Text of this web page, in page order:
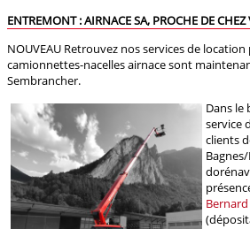
ENTREMONT : AIRNACE SA, PROCHE DE CHEZ
NOUVEAU Retrouvez nos services de
camionnettes-nacelles airnace sont
Sembrancher.
Dans
service
clients